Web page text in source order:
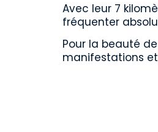
Avec leur 7
fréquenter
Pour la beauté
manifestations